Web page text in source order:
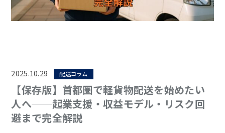
2025.10.29 配送コラム
【保存版】首都圏で軽貨物配送を始めたい
人へ──起業支援・収益モデル・リスク回
避まで完全解説